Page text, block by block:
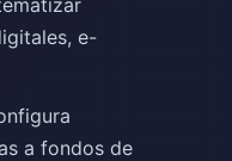
e-
a fondos de